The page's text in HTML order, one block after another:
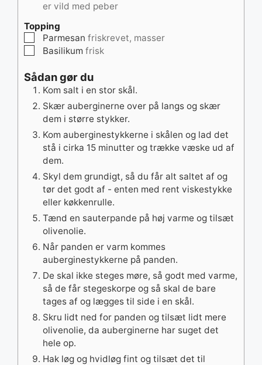
er vild med peber
Topping
▢
Parmesan friskrevet, masser
▢
Basilikum frisk
Sådan gør du
Kom salt i en stor skål.
Skær auberginerne over på langs og skær
dem i større stykker.
Kom auberginestykkerne i skålen og lad det
stå i cirka 15 minutter og trække væske ud af
dem.
Skyl dem grundigt, så du får alt saltet af og
tør det godt af - enten med rent viskestykke
eller køkkenrulle.
Tænd en sauterpande på høj varme og tilsæt
olivenolie.
Når panden er varm kommes
auberginestykkerne på panden.
De skal ikke steges møre, så godt med varme,
så de får stegeskorpe og så skal de bare
tages af og lægges til side i en skål.
Skru lidt ned for panden og tilsæt lidt mere
olivenolie, da auberginerne har suget det
hele op.
Hak løg og hvidløg fint og tilsæt det til